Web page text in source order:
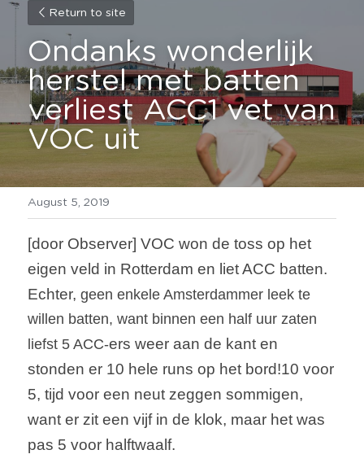
Return to site
Ondanks wonderlijk
herstel met batten
verliest ACC1 vet van
VOC uit
August 5, 2019
[door Observer] VOC won de toss op het
Echter, geen enkele Amsterdammer leek te
willen batten, want binnen een half uur zaten
liefst 5 ACC-ers weer aan de kant en
stonden er 10 hele runs op het bord!10 voor
5, tijd voor een neut zeggen sommigen,
want er zit een vijf in de klok, maar het was
pas 5 voor halftwaalf.